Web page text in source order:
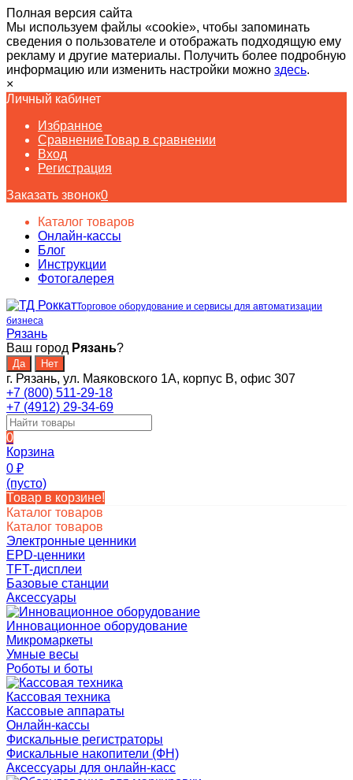
Полная версия сайта
Мы используем файлы «cookie», чтобы запоминать
сведения о пользователе и отображать подходящую ему
рекламу и другие материалы. Получить более подробную
информацию или изменить настройки можно здесь.
×
Личный кабинет
Избранное
СравнениеТовар в сравнении
Вход
Регистрация
Заказать звонок0
Каталог товаров
Онлайн-кассы
Блог
Инструкции
Фотогалерея
Торговое оборудование и сервисы для автоматизации
бизнеса
Рязань
Ваш город Рязань?
г. Рязань, ул. Маяковского 1А, корпус B, офис 307
+7 (800) 511-29-18
+7 (4912) 29-34-69
0
Корзина
0 ₽
(пусто)
Товар в корзине!
Каталог товаров
Каталог товаров
Электронные ценники
EPD-ценники
TFT-дисплеи
Базовые станции
Аксессуары
Инновационное оборудование
Микромаркеты
Умные весы
Роботы и боты
Кассовая техника
Кассовые аппараты
Онлайн-кассы
Фискальные регистраторы
Фискальные накопители (ФН)
Аксессуары для онлайн-касс